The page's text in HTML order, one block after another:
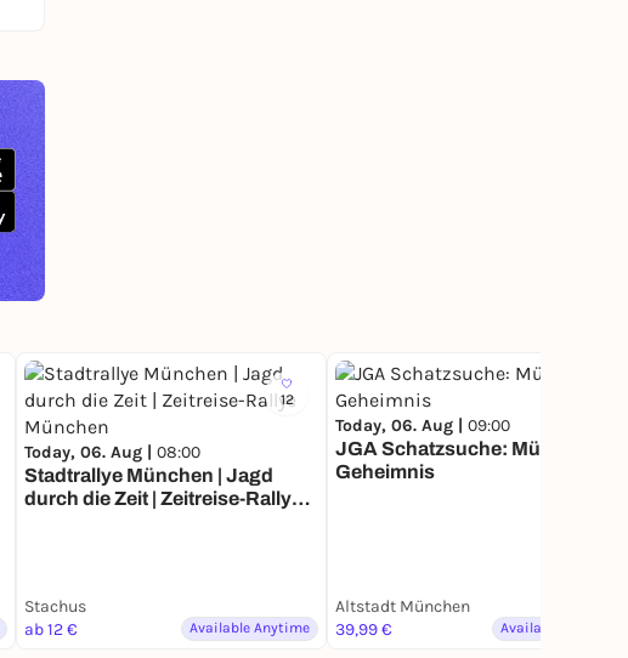
12
Today, 06. Aug | 08:00
Stadtrallye München | Jagd
durch die Zeit | Zeitreise-Rallye
Stachus
ab 12 €
Available Anytime
Today, 06. Aug | 09:00
JGA Schatzsuche: Münchens
Geheimnis
Altstadt München
39,99 €
Available Anytime